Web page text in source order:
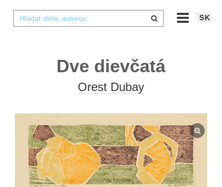
SK
Dve dievčatá
Orest Dubay